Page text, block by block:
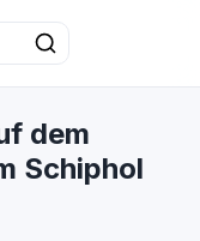
dem
Schiphol